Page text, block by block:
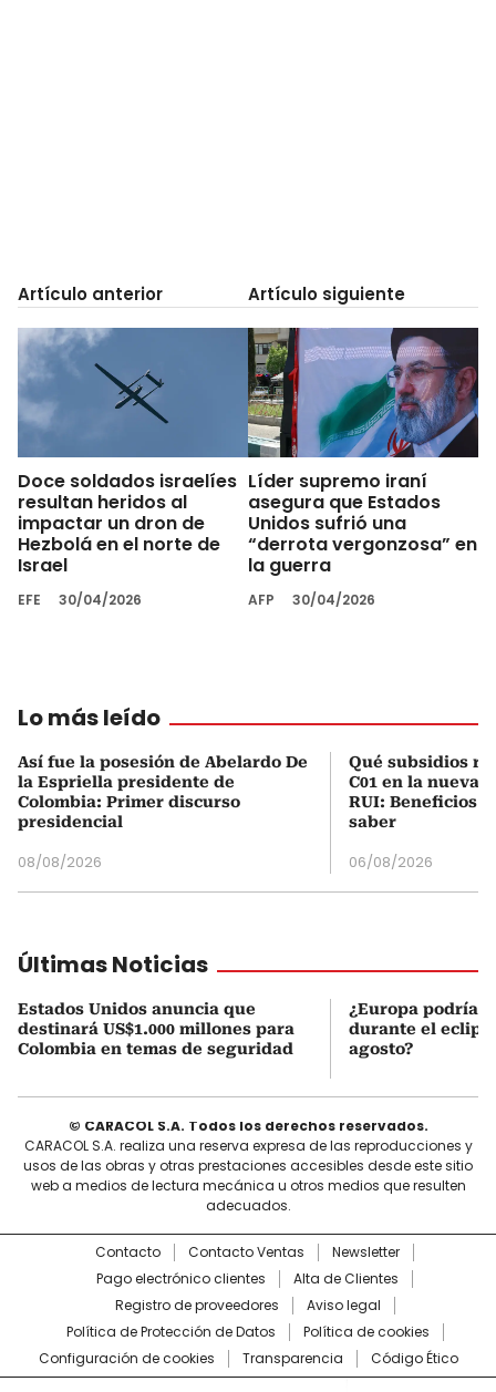
Artículo anterior
Doce soldados israelíes
resultan heridos al
impactar un dron de
Hezbolá en el norte de
Israel
EFE 30/04/2026
Artículo siguiente
Líder supremo iraní
asegura que Estados
Unidos sufrió una
“derrota vergonzosa” en
la guerra
AFP 30/04/2026
Lo más leído
Así fue la posesión de Abelardo De
la Espriella presidente de
Colombia: Primer discurso
presidencial
08/08/2026
Qué subsidios
C01 en la nueva
RUI: Beneficios
saber
06/08/2026
Últimas Noticias
Estados Unidos anuncia que
destinará US$1.000 millones para
Colombia en temas de seguridad
¿Europa podría
durante el
agosto?
© CARACOL S.A. Todos los derechos reservados.
CARACOL S.A. realiza una reserva expresa de las reproducciones y
usos de las obras y otras prestaciones accesibles desde este sitio
web a medios de lectura mecánica u otros medios que resulten
adecuados.
Contacto Contacto Ventas
Newsletter
Pago electrónico clientes
Alta de Clientes
Registro de proveedores
Aviso legal
Política de Protección de Datos
Política de cookies
Configuración de cookies
Transparencia Código Ético